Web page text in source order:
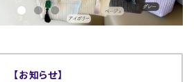
【お知らせ】